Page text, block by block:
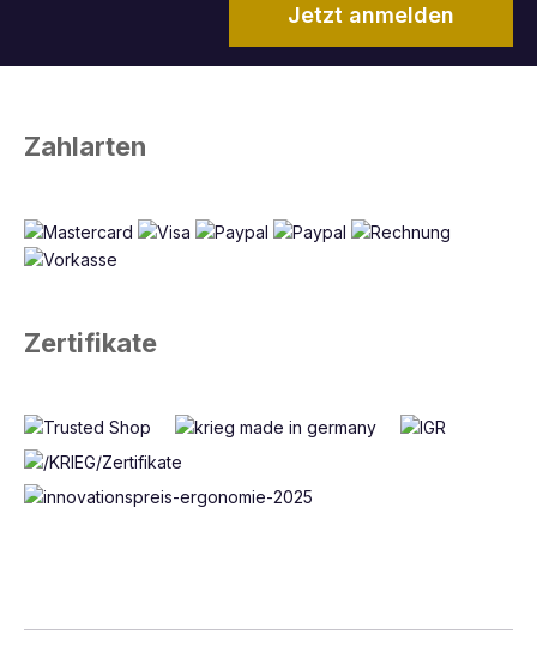
Jetzt anmelden
Zahlarten
Zertifikate